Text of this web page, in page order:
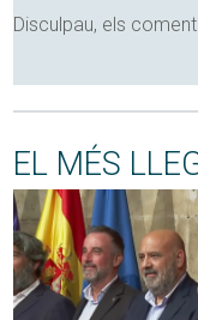
Disculpau, els
EL MÉS